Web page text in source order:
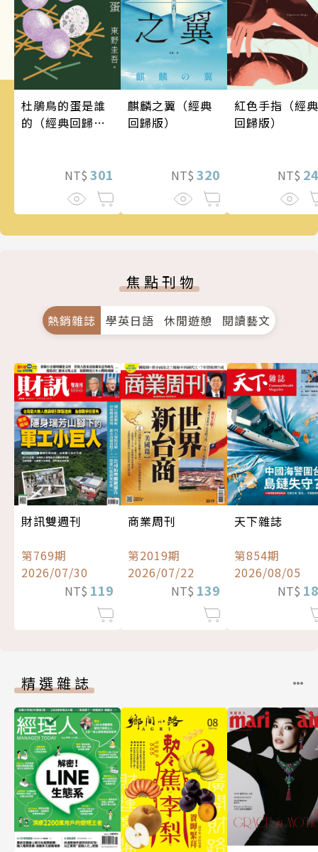
杜鵑鳥的蛋是誰
的（經典回歸
NT$ 301
麒麟之翼（經典
回歸版）
NT$ 320
紅色手指（經典
回歸版）
NT$
焦點刊物
熱銷雜誌 學英日語 休閒遊憩 閱讀藝文
財訊雙週刊
第769期
2026/07/30
NT$ 119
商業周刊
第2019期
2026/07/22
NT$ 139
天下雜誌
第854期
2026/08/05
NT$
精選雜誌